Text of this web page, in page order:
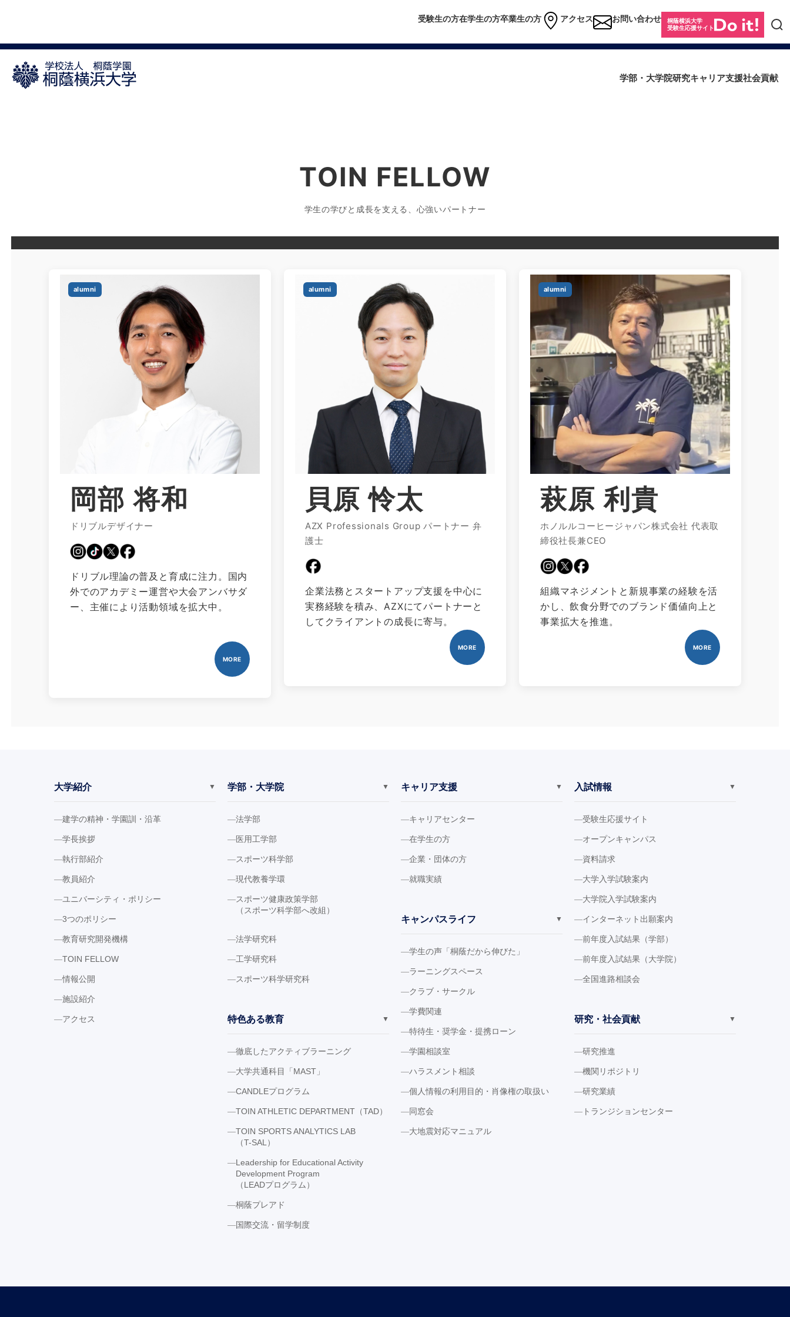
受験生の方在学生の方卒業生の方 アクセス お問い合わせ
桐蔭横浜大学
受験生応援サイト
学部・大学院研究キャリア支援社会貢献
TOIN FELLOW
学生の学びと成長を支える、心強いパートナー
alumni
岡部 将和
ドリブルデザイナー
ドリブル理論の普及と育成に注力。国内
外でのアカデミー運営や大会アンバサダ
ー、主催により活動領域を拡大中。
MORE
alumni
貝原 怜太
AZX Professionals Group パートナー 弁
護士
企業法務とスタートアップ支援を中心に
実務経験を積み、AZXにてパートナーと
してクライアントの成長に寄与。
MORE
alumni
萩原 利貴
ホノルルコーヒージャパン株式会社 代表取
締役社長兼CEO
組織マネジメントと新規事業の経験を活
かし、飲食分野でのブランド価値向上と
事業拡大を推進。
MORE
大学紹介 ▼
建学の精神・学園訓・沿革
学長挨拶
執行部紹介
教員紹介
ユニバーシティ・ポリシー
3つのポリシー
教育研究開発機構
TOIN FELLOW
情報公開
施設紹介
アクセス
学部・大学院 ▼
法学部
医用工学部
スポーツ科学部
現代教養学環
スポーツ健康政策学部
（スポーツ科学部へ改組）
法学研究科
工学研究科
スポーツ科学研究科
特色ある教育 ▼
徹底したアクティブラーニング
大学共通科目「MAST」
CANDLEプログラム
TOIN ATHLETIC DEPARTMENT（TAD）
TOIN SPORTS ANALYTICS LAB
（T-SAL）
Leadership for Educational Activity
Development Program
（LEADプログラム）
桐蔭プレアド
国際交流・留学制度
キャリア支援 ▼
キャリアセンター
在学生の方
企業・団体の方
就職実績
キャンパスライフ ▼
学生の声「桐蔭だから伸びた」
ラーニングスペース
クラブ・サークル
学費関連
特待生・奨学金・提携ローン
学園相談室
ハラスメント相談
個人情報の利用目的・肖像権の取扱い
同窓会
大地震対応マニュアル
入試情報 ▼
受験生応援サイト
オープンキャンパス
資料請求
大学入学試験案内
大学院入学試験案内
インターネット出願案内
前年度入試結果（学部）
前年度入試結果（大学院）
全国進路相談会
研究・社会貢献 ▼
研究推進
機関リポジトリ
研究業績
トランジションセンター